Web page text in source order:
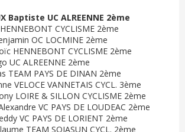
Baptiste UC ALREENNE 2ème
CYCLISME 2ème
OC LOCMINE 2ème
HENNEBONT CYCLISME 2ème
UC ALREENNE 2ème
TEAM PAYS DE DINAN 2ème
VELOCE VANNETAIS CYCL. 3ème
LOIRE & SILLON CYCLISME 2ème
VC PAYS DE LOUDEAC 2ème
VC PAYS DE LORIENT 2ème
TEAM SOJASUN CYCL. 2ème